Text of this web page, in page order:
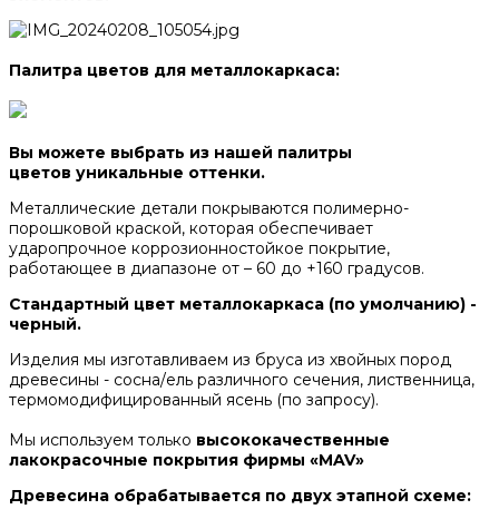
Палитра цветов для металлокаркаса:
Вы можете выбрать из нашей палитры
цветов уникальные оттенки.
Металлические детали покрываются полимерно-
порошковой краской, которая обеспечивает
ударопрочное коррозионностойкое покрытие,
работающее в диапазоне от – 60 до +160 градусов.
Стандартный цвет металлокаркаса (по умолчанию) -
черный.
Изделия мы изготавливаем из бруса из хвойных пород
древесины - сосна/ель различного сечения, лиственница,
термомодифицированный ясень (по запросу).
Мы используем только высококачественные
лакокрасочные покрытия фирмы «MAV»
Древесина обрабатывается по двух этапной схеме: